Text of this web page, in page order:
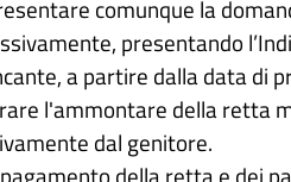
comunque la
presentando
a partire dalla data di
l'ammontare della retta
dal genitore.